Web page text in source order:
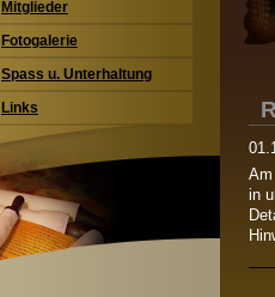
R
in
Mitglieder
Fotogalerie
Spass u. Unterhaltung
Links